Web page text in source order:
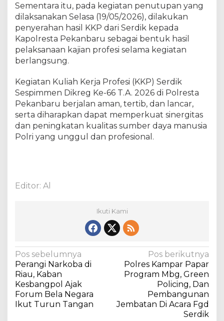
-
6
6
T
.
2
0
Sementara itu, pada kegiatan penutupan yang
dilaksanakan Selasa (19/05/2026), dilakukan
penyerahan hasil KKP dari Serdik kepada
Kapolresta Pekanbaru sebagai bentuk hasil
pelaksanaan kajian profesi selama kegiatan
berlangsung.
Kegiatan Kuliah Kerja Profesi (KKP) Serdik
Sespimmen Dikreg Ke-66 T.A. 2026 di Polresta
Pekanbaru berjalan aman, tertib, dan lancar,
serta diharapkan dapat memperkuat sinergitas
dan peningkatan kualitas sumber daya manusia
Polri yang unggul dan profesional.
Editor: Al
Ikuti Kami
N
a
v
i
g
Pos sebelumnya
Perangi Narkoba di
Riau, Kaban
Kesbangpol Ajak
Forum Bela Negara
Ikut Turun Tangan
Pos berikutnya
Polres Kampar Papar
Program Mbg, Green
Policing, Dan
Pembangunan
Jembatan Di Acara Fgd
Serdik